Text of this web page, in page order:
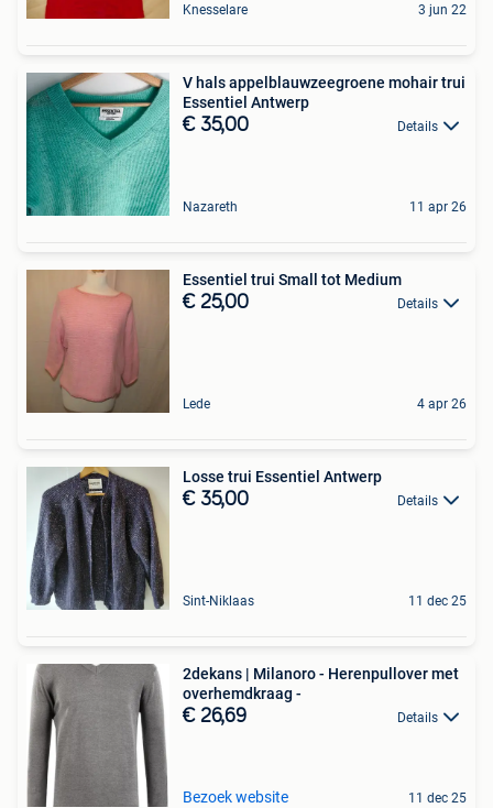
Knesselare 3 jun 22
V hals appelblauwzeegroene mohair trui
Essentiel Antwerp
€ 35,00 Details
Nazareth 11 apr 26
Essentiel trui Small tot Medium
€ 25,00 Details
Lede 4 apr 26
Losse trui Essentiel Antwerp
€ 35,00 Details
Sint-Niklaas 11 dec 25
2dekans | Milanoro - Herenpullover met
overhemdkraag -
€ 26,69 Details
Bezoek website 11 dec 25